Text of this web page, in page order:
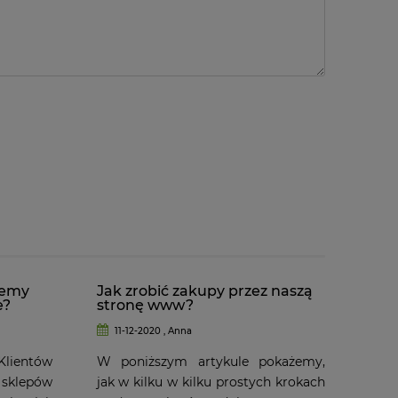
Jak zrobić zakupy przez naszą
stronę www?
11-12-2020 , Anna
W poniższym artykule pokażemy,
jak w kilku w kilku prostych krokach